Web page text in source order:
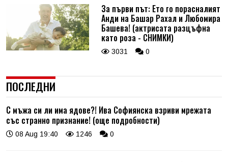
За първи път: Ето го порасналият
Анди на Башар Рахал и Любомира
Башева! (актрисата разцъфна
като роза - СНИМКИ)
3031 0
ПОСЛЕДНИ
С мъжа си ли има ядове?! Ива Софиянска взриви мрежата
със странно признание! (още подробности)
08 Aug 19:40 1246 0